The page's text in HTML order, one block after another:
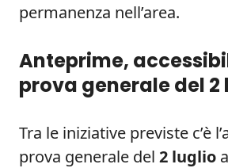
permanenza nell’area.
Anteprime,
prova generale del 2
Tra le iniziative previste c’è
prova generale del 2 luglio